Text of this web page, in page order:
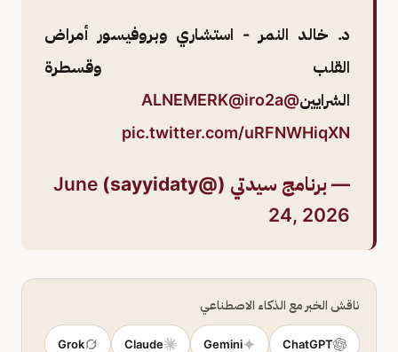
د. خالد النمر - استشاري وبروفيسور أمراض
القلب وقسطرة
الشرايين@ALNEMERK
@iro2a
pic.twitter.com/uRFNWHiqXN
— برنامج سيدتي (@sayyidaty)
June
24, 2026
ناقش الخبر مع الذكاء الاصطناعي
ChatGPT
Gemini
Claude
Grok